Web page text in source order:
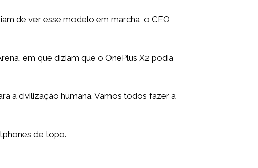
de ver esse modelo em marcha, o CEO
em que diziam que o OnePlus X2 podia
a civilização humana. Vamos todos fazer a
de topo.